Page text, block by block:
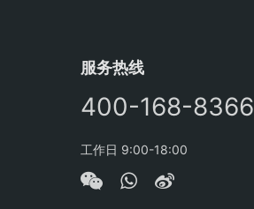
服务热线
400-168-8366
工作日 9:00-18:00